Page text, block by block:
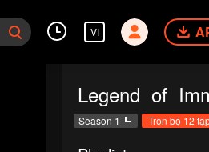
VI
Legend of
Season 1 Trọn bộ 12